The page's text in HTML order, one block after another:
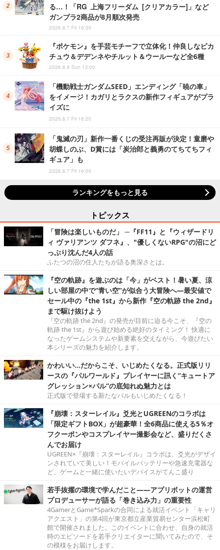
る…！「RG 上海フリーダム [クリアカラー]」など
ガンプラ2商品が8月順次発売
2026.8.7 Fri 19:30
『ポケモン』を手芸モチーフで立体化！仲良しなピカ
チュウ＆デデンネやチルット＆ウールーなど全6種
2026.8.9 Sun 13:00
「機動戦士ガンダムSEED」エンディング「暁の車」
をイメージ！カガリとラクスの新作フィギュアがプラ
イズに
2026.8.7 Fri 16:20
「鬼滅の刃」新作一番くじの受注再販が決定！童磨や
胡蝶しのぶ、D賞には「炭治郎と義勇のてちてちフィ
ギュア」も
2026.8.7 Fri 16:00
ランキングをもっと見る
トピックス
「冒険は楽しいものだ」 ─『FF11』と『ウィザードリ
ィ ヴァリアンツ ダフネ』、"優しくないRPG"の沼にど
っぷり沈んだ4人の話
ふたつの沼の住人たちが語る奥深さとは。
『空の軌跡』を遊ぶのは「今」がベスト！暑い夏、涼
しい部屋の中で“青い空”が似合う大冒険へ―最安値で
セール中の『the 1st』から新作『空の軌跡 the 2nd』
まで駆け抜けよう
『空の軌跡 the 2nd』の発売が目前に迫る今こそ、『空の
軌跡 the 1st』から遊び始める絶好のタイミング！ 快適に
なったゲームシステムや新要素を交えながら、今遊びたい
本シリーズの魅力を紹介します。
かわいい…だからこそ、いじめたくなる。正式版リリ
ースの『パルワールド』プレイヤーに訊く“キュートア
グレッション×パル”の底知れぬ魅力とは
正式版で登場する新たなパルもいじめたくなる！
『崩壊：スターレイル』爻光とUGREENのコラボは
「限定ギフトBOX」が超豪華！全6商品に使える5％オ
フクーポンやコスプレイヤー撮影会など、盛りだくさ
んでお届け
UGREEN×『崩壊：スターレイル』コラボは、爻光がデザイ
ンされていて美しい！モバイルバッテリーや急速充電器な
ど、ゲームと一緒に使いたいデバイスがてんこ盛り
若手抜擢の環境で学んだこと――アプリボットの運営
プロデューサーが語る「巻き込み力」の重要性
4GamerとGame*Sparkの合同による就活イベント「キャリ
アクエスト」の第4回が東京都立産業貿易センター浜松町
館で開催されました。このイベントに合わせ、自身の就活
時のエピソードを若手クリエイターに聞いてみたので、そ
の模様をお届けします。